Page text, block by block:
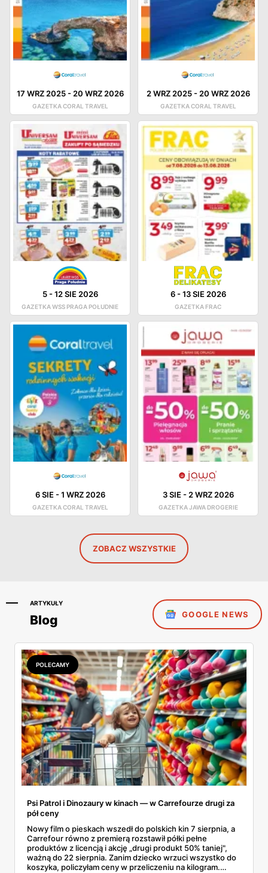
17 WRZ 2025- 20 WRZ 2026
GAZETKA CORAL TRAVEL
2 WRZ 2025- 20 WRZ 2026
GAZETKA CORAL TRAVEL
5-12 SIE 2026
GAZETKA WSS PRAGA POŁUDNIE
6-13 SIE 2026
GAZETKA FRAC
6 SIE -1 WRZ 2026
GAZETKA CORAL TRAVEL
3 SIE - 2 WRZ 2026
GAZETKA JAWA DROGERIE
ZOBACZ WSZYSTKIE
ARTYKUŁY
Blog GOOGLE NEWS
POLECAMY
Psi Patrol i Dinozaury w kinach — w Carrefourze drugi za
pół ceny
Nowy film o pieskach wszedł do polskich kin 7 sierpnia, a
Carrefour równo z premierą rozstawił półki pełne
produktów z licencją i akcję „drugi produkt 50% taniej",
ważną do 22 sierpnia. Zanim dziecko wrzuci wszystko do
koszyka, policzyłam ceny w przeliczeniu na kilogram.